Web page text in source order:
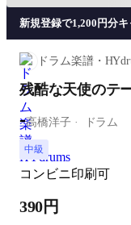
新規登録で1,200円分
ドラム楽譜・
残酷な天使のテ
-高橋洋子 ドラム
中級
コンビニ印刷可
390円